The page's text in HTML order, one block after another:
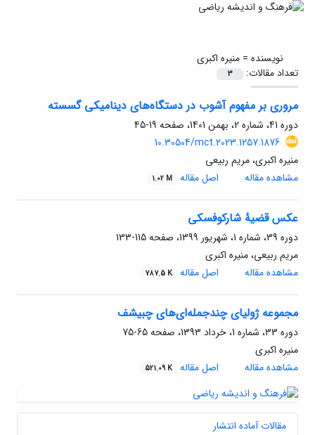
نویسنده =منیره اکبری
تعداد مقالات:
3
مروری بر مفهوم آشوب در دستگاه‌های دینامیکی گسسته
دوره 41، شماره 2، بهمن 1401، صفحه
19-45
10.30504/mct.2023.1257.1876
منیره اکبری، مریم ربیعی
مشاهده مقاله
اصل مقاله 1.02 M
عکس قضیۀ شارکوفسکی
دوره 39، شماره 1، شهریور 1399، صفحه
115-133
مریم ربیعی، منیره اکبری
مشاهده مقاله
اصل مقاله 787.5 K
مجموعه ژولیای چندجمله‌ای‌های چبیشف
دوره 33، شماره 1، خرداد 1393، صفحه
65-75
منیره اکبری
مشاهده مقاله
اصل مقاله 521.09 K
مقالات آماده انتشار